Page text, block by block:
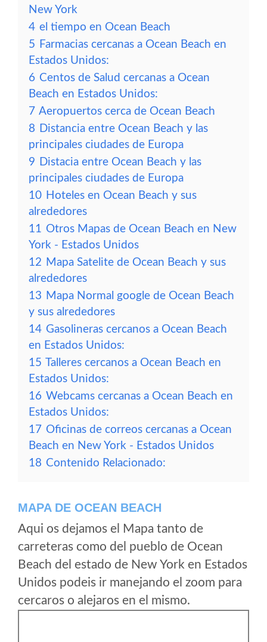
New York
4 el tiempo en Ocean Beach
5 Farmacias cercanas a Ocean Beach en
Estados Unidos:
6 Centos de Salud cercanas a Ocean
Beach en Estados Unidos:
7 Aeropuertos cerca de Ocean Beach
8 Distancia entre Ocean Beach y las
principales ciudades de Europa
9 Distacia entre Ocean Beach y las
principales ciudades de Europa
10 Hoteles en Ocean Beach y sus
alrededores
11 Otros Mapas de Ocean Beach en New
York - Estados Unidos
12 Mapa Satelite de Ocean Beach y sus
alrededores
13 Mapa Normal google de Ocean Beach
y sus alrededores
14 Gasolineras cercanos a Ocean Beach
en Estados Unidos:
15 Talleres cercanos a Ocean Beach en
Estados Unidos:
16 Webcams cercanas a Ocean Beach en
Estados Unidos:
17 Oficinas de correos cercanas a Ocean
Beach en New York - Estados Unidos
18 Contenido Relacionado:
MAPA DE OCEAN BEACH
Aqui os dejamos el Mapa tanto de
carreteras como del pueblo de Ocean
Beach del estado de New York en Estados
Unidos podeis ir manejando el zoom para
cercaros o alejaros en el mismo.